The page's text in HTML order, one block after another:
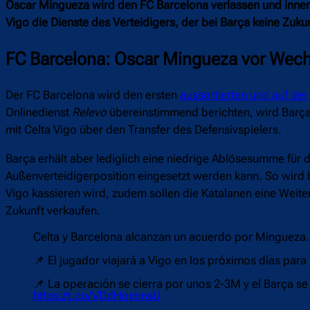
Oscar Mingueza wird den FC Barcelona verlassen und
Vigo die Dienste des Verteidigers, der bei Barça keine
FC Barcelona: Oscar Mingueza vor
Der FC Barcelona wird den ersten aussortierten und auf
Onlinedienst Relevo übereinstimmend berichten, wird
mit Celta Vigo über den Transfer des Defensivspielers.
Barça erhält aber lediglich eine niedrige Ablösesumme
Außenverteidigerposition eingesetzt werden kann. So
Vigo kassieren wird, zudem sollen die Katalanen eine
Zukunft verkaufen.
Celta y Barcelona alcanzan un acuerdo por Mingueza.
📌 El jugador viajará a Vigo en los próximos días
📌 La operación se cierra por unos 2-3M y el Barça
https://t.co/VDdHqxtmsU